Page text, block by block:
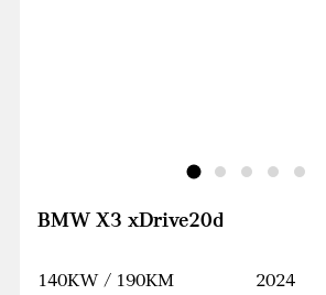
BMW X3 xDrive20d
140KW / 190KM
2024